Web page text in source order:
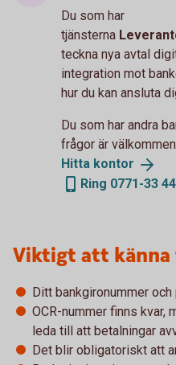
Du som har
tjänsterna
teckna nya avtal
integration mot
hur du kan ansluta
Du som har andra
frågor är
Hitta kontor
Ring 0771-33
Viktigt att
Ditt bankgironummer
OCR-nummer finns kvar,
leda till att betalningar
Det blir obligatoriskt att